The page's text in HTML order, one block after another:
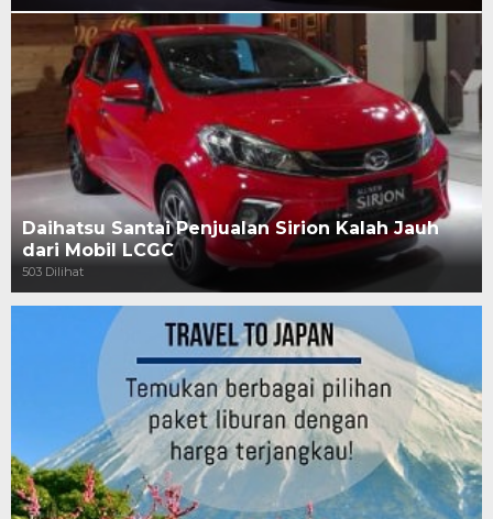
Daihatsu Santai Penjualan Sirion Kalah Jauh
dari Mobil LCGC
503 Dilihat